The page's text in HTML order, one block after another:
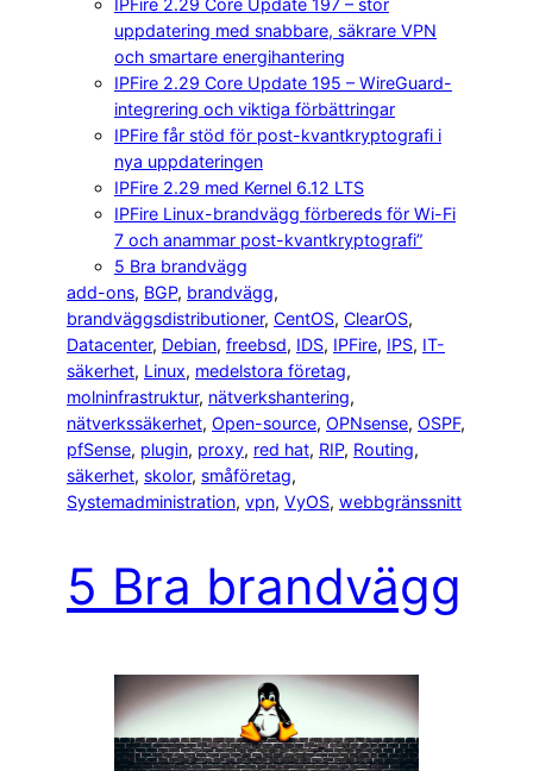
uppdatering med snabbare, säkrare VPN
och smartare energihantering
IPFire 2.29 Core Update 195 – WireGuard-
integrering och viktiga förbättringar
IPFire får stöd för post-kvantkryptografi i
nya uppdateringen
IPFire 2.29 med Kernel 6.12 LTS
IPFire Linux-brandvägg förbereds för Wi-Fi
7 och anammar post-kvantkryptografi”
5 Bra brandvägg
add-ons, BGP, brandvägg
brandväggsdistributioner, CentOS, ClearOS
Datacenter, Debian, freebsd, IDS, IPFire, IPS, IT-
säkerhet, Linux, medelstora företag
molninfrastruktur, nätverkshantering
nätverkssäkerhet, Open-source, OPNsense, OSPF
pfSense, plugin, proxy, red hat, RIP, Routing
säkerhet, skolor, småföretag
Systemadministration, vpn, VyOS, webbgränssnitt
5 Bra brandvägg